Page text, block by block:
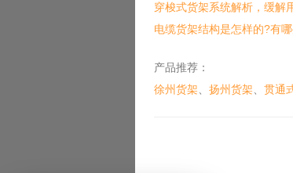
穿梭式货架系统解析，缓解
电缆货架结构是怎样的?有
产品推荐：
徐州货架
扬州货架 贯通